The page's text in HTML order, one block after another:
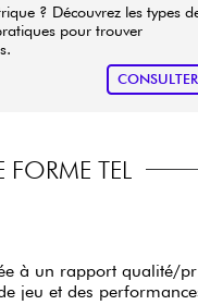
? Découvrez les types
pour trouver
CONSULTER
FORME TEL
à un rapport qualité/
jeu et des